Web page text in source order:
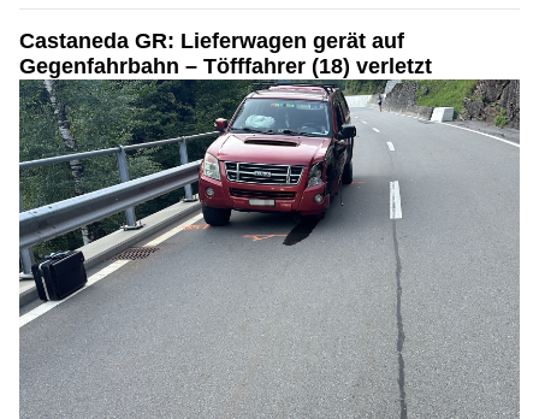
Castaneda GR: Lieferwagen gerät auf
Gegenfahrbahn – Töfffahrer (18) verletzt